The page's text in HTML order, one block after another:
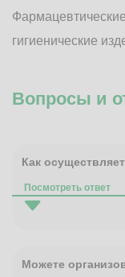
гигиенические
Вопросы и
Как
Посмотреть ответ
Можете